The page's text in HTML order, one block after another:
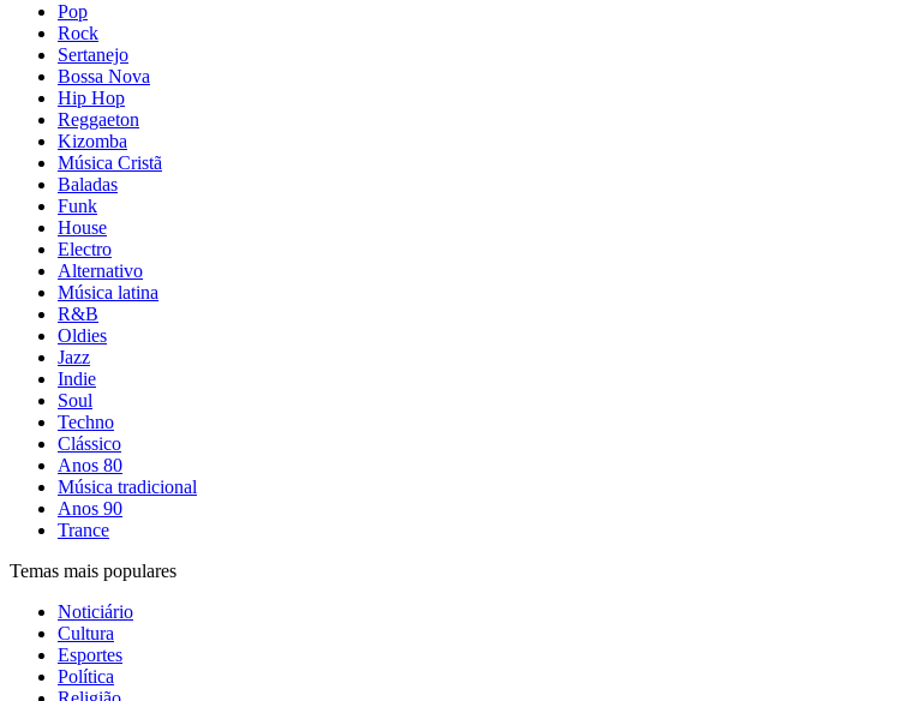
Pop
Rock
Sertanejo
Bossa Nova
Hip Hop
Reggaeton
Kizomba
Música Cristã
Baladas
Funk
House
Electro
Alternativo
Música latina
R&B
Oldies
Jazz
Indie
Soul
Techno
Clássico
Anos 80
Música tradicional
Anos 90
Trance
Temas mais populares
Noticiário
Cultura
Esportes
Política